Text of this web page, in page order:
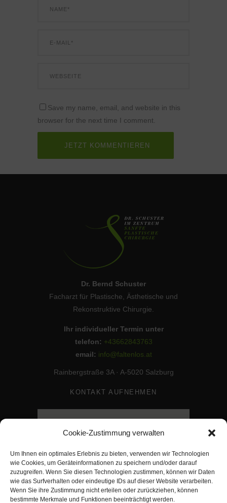
Cookie-Zustimmung verwalten
Um Ihnen ein optimales Erlebnis zu bieten, verwenden wir Technologien
wie Cookies, um Geräteinformationen zu speichern und/oder darauf
zuzugreifen. Wenn Sie diesen Technologien zustimmen, können wir Daten
wie das Surfverhalten oder eindeutige IDs auf dieser Website verarbeiten.
Wenn Sie ihre Zustimmung nicht erteilen oder zurückziehen, können
bestimmte Merkmale und Funktionen beeinträchtigt werden.
Save my name, email, and website in this
browser for the next time I comment.
Dr. Bernd Schuster
Facharzt für Plastische, Ästhetische und
Rekonstruktive Chirurgie.
Ihr individueller Termin unter
telefon: +43662843763
email: info@faltenlos.at
Rainbergstraße 3A · A-5020 Salzburg
KONTAKT AUFNEHMEN